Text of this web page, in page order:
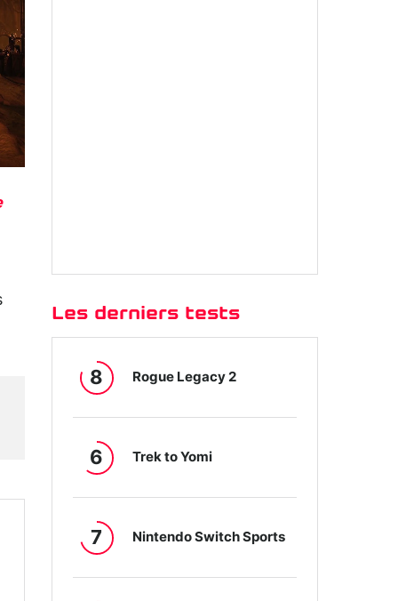
Les derniers tests
8 Rogue Legacy 2
6 Trek to Yomi
7 Nintendo Switch Sports